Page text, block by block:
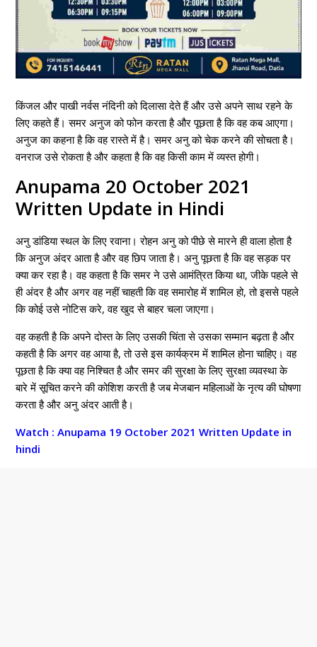
किंजल और पाखी नर्वस नंदिनी को दिलासा देते हैं और उसे अपने साथ रहने के
लिए कहते हैं। समर अनुज को फोन करता है और पूछता है कि वह कब आएगा।
अनुज का कहना है कि वह रास्ते में है। समर अनु को चेक करने की सोचता है।
वनराज उसे रोकता है और कहता है कि वह किसी काम में व्यस्त होगी।
Anupama 20 October 2021
Written Update in Hindi
अनु डांडिया स्थल के लिए रवाना। रोहन अनु को पीछे से मारने ही वाला होता है
कि अनुज अंदर आता है और वह छिप जाता है। अनु पूछता है कि वह सड़क पर
क्या कर रहा है। वह कहता है कि समर ने उसे आमंत्रित किया था, जीके पहले से
ही अंदर है और अगर वह नहीं चाहती कि वह समारोह में शामिल हो, तो इससे पहले
कि कोई उसे नोटिस करे, वह खुद से बाहर चला जाएगा।
वह कहती है कि अपने दोस्त के लिए उसकी चिंता से उसका सम्मान बढ़ता है और
कहती है कि अगर वह आया है, तो उसे इस कार्यक्रम में शामिल होना चाहिए। वह
पूछता है कि क्या वह निश्चित है और समर की सुरक्षा के लिए सुरक्षा व्यवस्था के
बारे में सूचित करने की कोशिश करती है जब मेजबान महिलाओं के नृत्य की घोषणा
करता है और अनु अंदर आती है।
Watch : Anupama 19 October 2021 Written Update in
hindi